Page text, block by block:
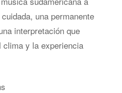
una permanente
interpretación que
y la experiencia